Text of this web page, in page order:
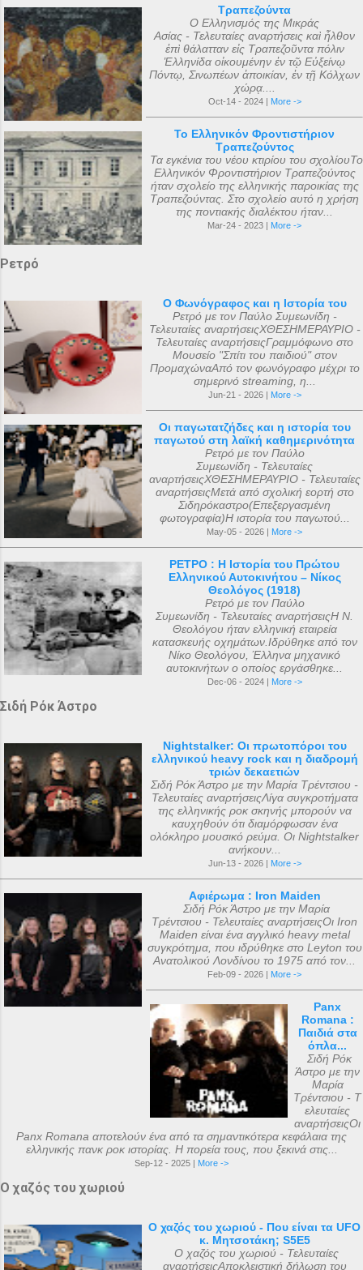
Τραπεζούντα
Ο Ελληνισμός της Μικράς
Ασίας - Τελευταίες αναρτήσεις καὶ ἦλθον
ἐπὶ θάλατταν εἰς Τραπεζοῦντα πόλιν
Ἑλληνίδα οἰκουμένην ἐν τῷ Εὐξείνῳ
Πόντῳ, Σινωπέων ἀποικίαν, ἐν τῇ Κόλχων
χώρᾳ....
Oct-14 - 2024 | More ->
Το Ελληνικόν Φροντιστήριον
Τραπεζούντος
Τα εγκένια του νέου κτιρίου του σχολίουΤο
Ελληνικόν Φροντιστήριον Τραπεζούντος
ήταν σχολείο της ελληνικής παροικίας της
Τραπεζούντας. Στο σχολείο αυτό η χρήση
της ποντιακής διαλέκτου ήταν...
Mar-24 - 2023 | More ->
Ρετρό
Ο Φωνόγραφος και η Ιστορία του
Ρετρό με τον Παύλο Συμεωνίδη -
Τελευταίες αναρτήσειςΧΘΕΣΗΜΕΡΑΥΡΙΟ -
Τελευταίες αναρτήσειςΓραμμόφωνο στο
Μουσείο "Σπίτι του παιδιού" στον
ΠρομαχώναΑπό τον φωνόγραφο μέχρι το
σημερινό streaming, η...
Jun-21 - 2026 | More ->
Οι παγωτατζήδες και η ιστορία του
παγωτού στη λαϊκή καθημερινότητα
Ρετρό με τον Παύλο
Συμεωνίδη - Τελευταίες
αναρτήσειςΧΘΕΣΗΜΕΡΑΥΡΙΟ - Τελευταίες
αναρτήσειςΜετά από σχολική εορτή στο
Σιδηρόκαστρο(Επεξεργασμένη
φωτογραφία)Η ιστορία του παγωτού...
May-05 - 2026 | More ->
ΡΕΤΡΟ : Η Ιστορία του Πρώτου
Ελληνικού Αυτοκινήτου – Νίκος
Θεολόγος (1918)
Ρετρό με τον Παύλο
Συμεωνίδη - Τελευταίες αναρτήσειςΗ Ν.
Θεολόγου ήταν ελληνική εταιρεία
κατασκευής οχημάτων.Ιδρύθηκε από τον
Νίκο Θεολόγου, Έλληνα μηχανικό
αυτοκινήτων ο οποίος εργάσθηκε...
Dec-06 - 2024 | More ->
Σιδή Ρόκ Άστρο
Nightstalker: Οι πρωτοπόροι του
ελληνικού heavy rock και η διαδρομή
τριών δεκαετιών
Σιδή Ρόκ Άστρο με την Μαρία Τρέντσιου -
Τελευταίες αναρτήσειςΛίγα συγκροτήματα
της ελληνικής ροκ σκηνής μπορούν να
καυχηθούν ότι διαμόρφωσαν ένα
ολόκληρο μουσικό ρεύμα. Οι Nightstalker
ανήκουν...
Jun-13 - 2026 | More ->
Αφιέρωμα : Iron Maiden
Σιδή Ρόκ Άστρο με την Μαρία
Τρέντσιου - Τελευταίες αναρτήσειςΟι Iron
Maiden είναι ένα αγγλικό heavy metal
συγκρότημα, που ιδρύθηκε στο Leyton του
Ανατολικού Λονδίνου το 1975 από τον...
Feb-09 - 2026 | More ->
Panx
Romana :
Παιδιά στα
όπλα...
Σιδή Ρόκ
Άστρο με την
Μαρία
Τρέντσιου - Τ
ελευταίες
αναρτήσειςΟι
Panx Romana αποτελούν ένα από τα σημαντικότερα κεφάλαια της
ελληνικής πανκ ροκ ιστορίας. Η πορεία τους, που ξεκινά στις...
Sep-12 - 2025 | More ->
Ο χαζός του χωριού
Ο χαζός του χωριού - Που είναι τα UFO
κ. Μητσοτάκη; S5E5
Ο χαζός του χωριού - Τελευταίες
αναρτήσειςΑποκλειστική δήλωση του